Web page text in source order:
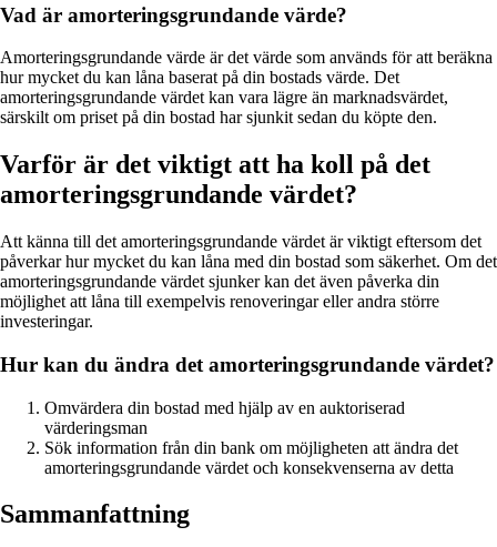
Vad är amorteringsgrundande värde?
Amorteringsgrundande värde är det värde som används för att beräkna
hur mycket du kan låna baserat på din bostads värde. Det
amorteringsgrundande värdet kan vara lägre än marknadsvärdet,
särskilt om priset på din bostad har sjunkit sedan du köpte den.
Varför är det viktigt att ha koll på det
amorteringsgrundande värdet?
Att känna till det amorteringsgrundande värdet är viktigt eftersom det
påverkar hur mycket du kan låna med din bostad som säkerhet. Om det
amorteringsgrundande värdet sjunker kan det även påverka din
möjlighet att låna till exempelvis renoveringar eller andra större
investeringar.
Hur kan du ändra det amorteringsgrundande värdet?
Omvärdera din bostad med hjälp av en auktoriserad
värderingsman
Sök information från din bank om möjligheten att ändra det
amorteringsgrundande värdet och konsekvenserna av detta
Sammanfattning